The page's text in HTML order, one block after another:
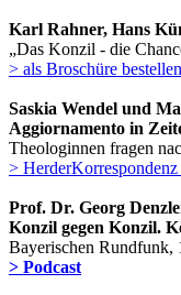
Karl Rahner, Hans
„Das Konzil - die
> als Broschüre
Saskia Wendel und
Aggiornamento in
Theologinnen fragen
>
Prof. Dr. Georg
Konzil gegen Konzil.
Bayerischen Rundfunk,
> Podcast